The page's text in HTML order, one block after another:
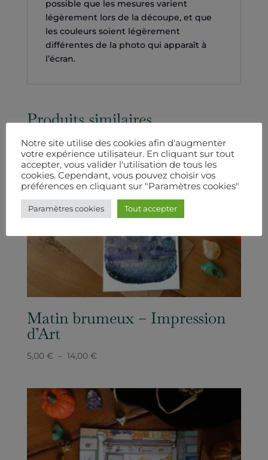
possible que les mesures varient
légèrement lors de la découpe, et que
les couleurs soient légèrement
différentes de la photo qui apparaît à
l’écran.
Produits similaires
Matin brumeux – Impression
d’Art
5,00 € – 14,00 €Plage
5,00 €
à
14,00 €
Notre site utilise des cookies afin d'augmenter
votre expérience utilisateur. En cliquant sur tout
accepter, vous valider l'utilisation de tous les
cookies. Cependant, vous pouvez choisir vos
préférences en cliquant sur "Paramètres cookies"
Paramètres cookies Tout accepter